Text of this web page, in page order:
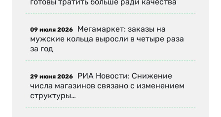
09 июля 2026 Мегамаркет: заказы на
мужские кольца выросли в четыре раза
за год
29 июня 2026 РИА Новости: Снижение
числа магазинов связано с изменением
структуры…